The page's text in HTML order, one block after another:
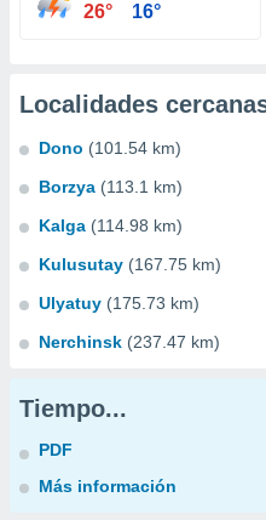
26° 16°
Localidades
Dono (101.54 km)
Borzya (113.1 km)
Kalga (114.98 km)
Kulusutay (167.75 km)
Ulyatuy (175.73 km)
Nerchinsk (237.47 km)
Tiempo...
PDF
Más información